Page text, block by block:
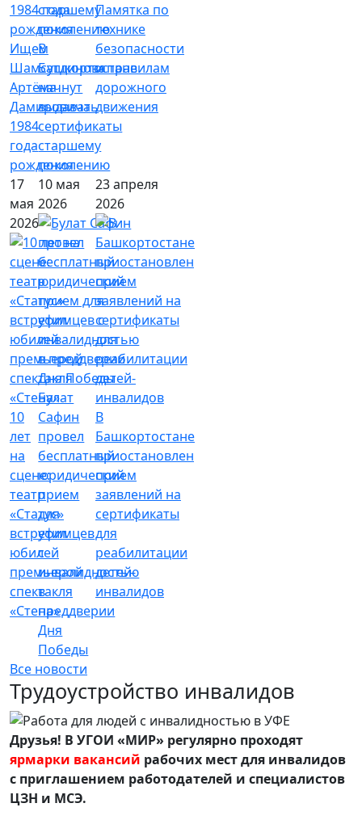
Ищем
Шамсутдинова
Артёма
Дамировича
1984
года
рождения
В
Башкортостане
начнут
выдавать
сертификаты
старшему
поколению
Памятка по
технике
безопасности
и правилам
дорожного
движения
17
мая
2026
10
лет
на
сцене:
театр
«Статус»
встретил
юбилей
премьерой
спектакля
«Стена»
10 мая
2026
Булат
Сафин
провел
бесплатный
юридический
прием
для
уфимцев
с
инвалидностью
в
преддверии
Дня
Победы
23 апреля
2026
В
Башкортостане
приостановлен
прием
заявлений на
сертификаты
для
реабилитации
детей-
инвалидов
Все новости
Трудоустройство инвалидов
Друзья! В УГОИ «МИР» регулярно проходят
ярмарки вакансий рабочих мест для инвалидов
с приглашением работодателей и специалистов
ЦЗН и МСЭ.